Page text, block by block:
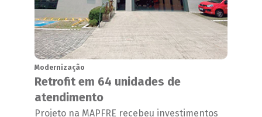
Modernização
Retrofit em 64 unidades de
atendimento
Projeto na MAPFRE recebeu investimentos